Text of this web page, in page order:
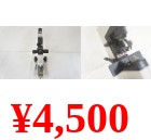
¥4,500